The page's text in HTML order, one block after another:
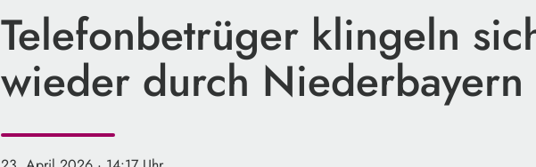
Telefonbetrüger klingeln
wieder durch Niederbayern